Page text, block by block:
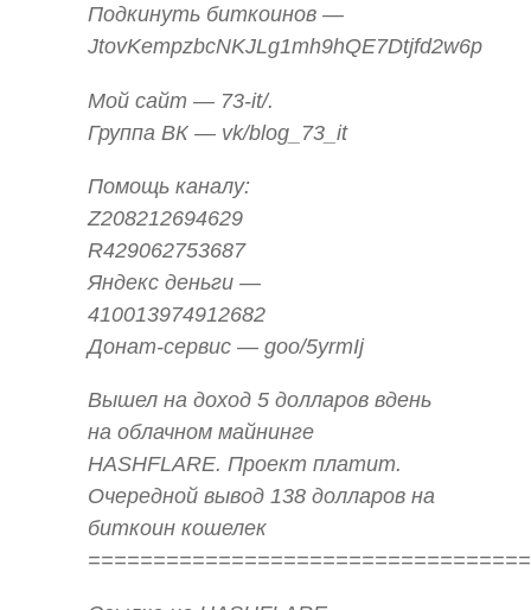
Подкинуть биткоинов —
JtovKempzbcNKJLg1mh9hQE7Dtjfd2w6p
Мой сайт — 73-it/.
Группа ВК — vk/blog_73_it
Помощь каналу:
Z208212694629
R429062753687
Яндекс деньги —
410013974912682
Донат-сервис — goo/5yrmIj
Вышел на доход 5 долларов вдень
на облачном майнинге
HASHFLARE. Проект платит.
Очередной вывод 138 долларов на
биткоин кошелек